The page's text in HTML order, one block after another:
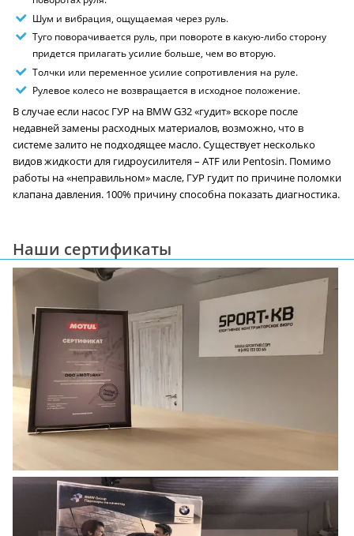
Шум и вибрация, ощущаемая через руль.
Туго поворачивается руль, при повороте в какую-либо сторону
придется прилагать усилие больше, чем во вторую.
Толчки или переменное усилие сопротивления на руле.
Рулевое колесо не возвращается в исходное положение.
В случае если насос ГУР на BMW G32 «гудит» вскоре после
недавней замены расходных материалов, возможно, что в
системе залито не подходящее масло. Существует несколько
видов жидкости для гидроусилителя – ATF или Pentosin. Помимо
работы на «неправильном» масле, ГУР гудит по причине поломки
клапана давления. 100% причину способна показать диагностика.
Наши сертификаты